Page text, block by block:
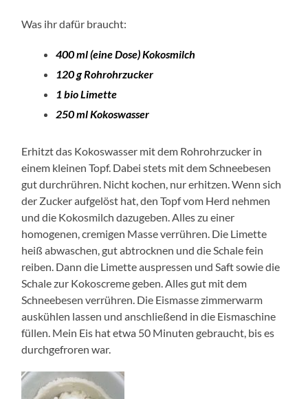
Was ihr dafür braucht:
400 ml (eine Dose) Kokosmilch
120 g Rohrohrzucker
1 bio Limette
250 ml Kokoswasser
Erhitzt das Kokoswasser mit dem Rohrohrzucker in
einem kleinen Topf. Dabei stets mit dem Schneebesen
gut durchrühren. Nicht kochen, nur erhitzen. Wenn sich
der Zucker aufgelöst hat, den Topf vom Herd nehmen
und die Kokosmilch dazugeben. Alles zu einer
homogenen, cremigen Masse verrühren. Die Limette
heiß abwaschen, gut abtrocknen und die Schale fein
reiben. Dann die Limette auspressen und Saft sowie die
Schale zur Kokoscreme geben. Alles gut mit dem
Schneebesen verrühren. Die Eismasse zimmerwarm
auskühlen lassen und anschließend in die Eismaschine
füllen. Mein Eis hat etwa 50 Minuten gebraucht, bis es
durchgefroren war.